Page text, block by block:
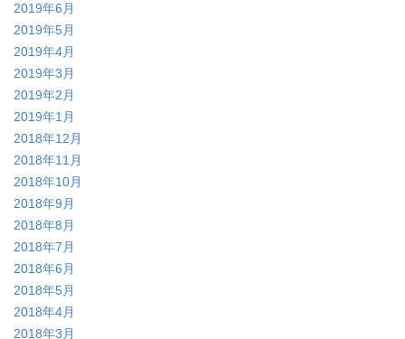
2019年6月
2019年5月
2019年4月
2019年3月
2019年2月
2019年1月
2018年12月
2018年11月
2018年10月
2018年9月
2018年8月
2018年7月
2018年6月
2018年5月
2018年4月
2018年3月